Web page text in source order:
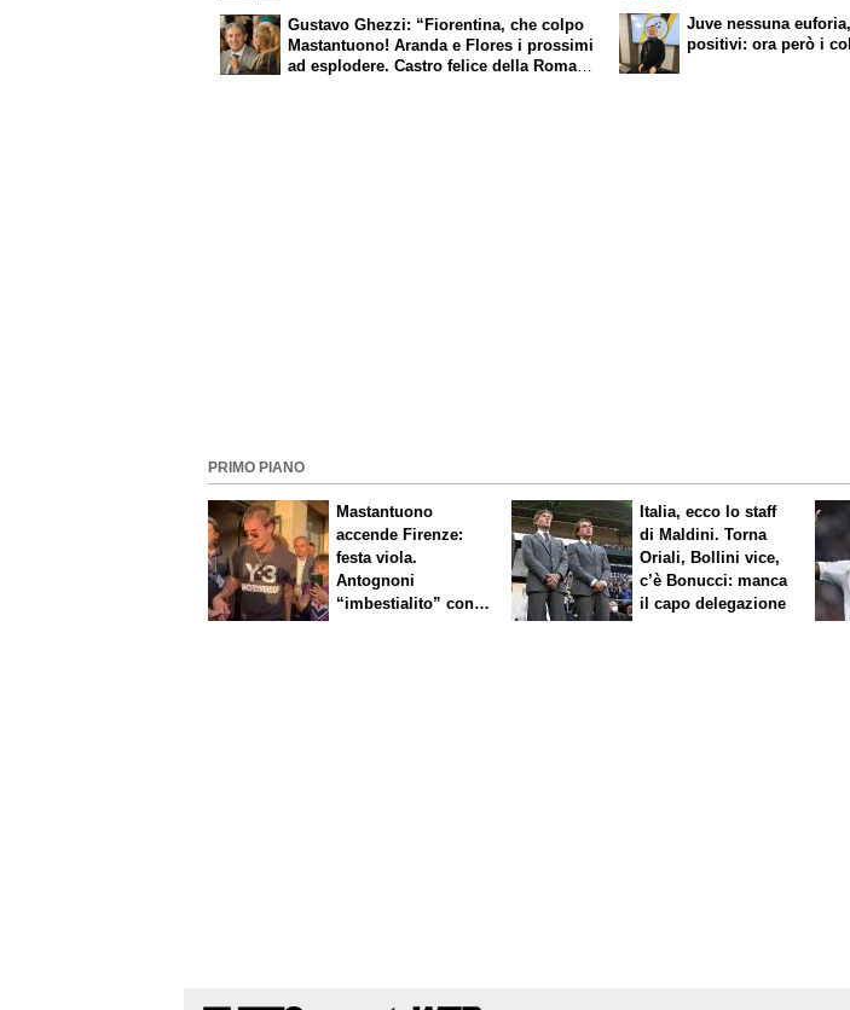
Gustavo Ghezzi: “Fiorentina, che colpo
Mastantuono! Aranda e Flores i prossimi
ad esplodere. Castro felice della Roma e
Juve nessuna
positivi: ora però i
PRIMO PIANO
Mastantuono
accende Firenze:
festa viola.
Antognoni
“imbestialito” con
Italia, ecco lo staff
di Maldini. Torna
Oriali, Bollini vice,
c’è Bonucci: manca
il capo delegazione